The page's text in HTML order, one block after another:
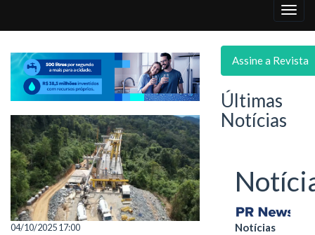
04/10/2025 17:00
Assine a Revista
Últimas
Notícias
Notícias